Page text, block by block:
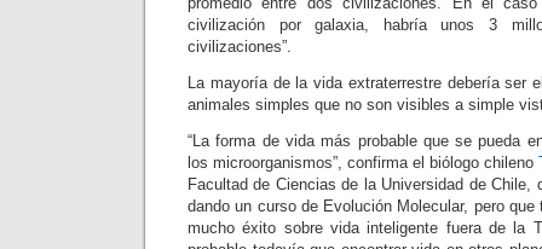
civilización por galaxia, habría unos 3
civilizaciones”.
La mayoría de la vida extraterrestre debería ser
animales simples que no son visibles a simple
“La forma de vida más probable que se pueda
los microorganismos”, confirma el biólogo chileno
Facultad de Ciencias de la Universidad de Chile,
dando un curso de Evolución Molecular, pero
mucho éxito sobre vida inteligente fuera de la